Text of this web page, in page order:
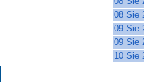
08 Sie
09 Sie
09 Sie
10 Sie